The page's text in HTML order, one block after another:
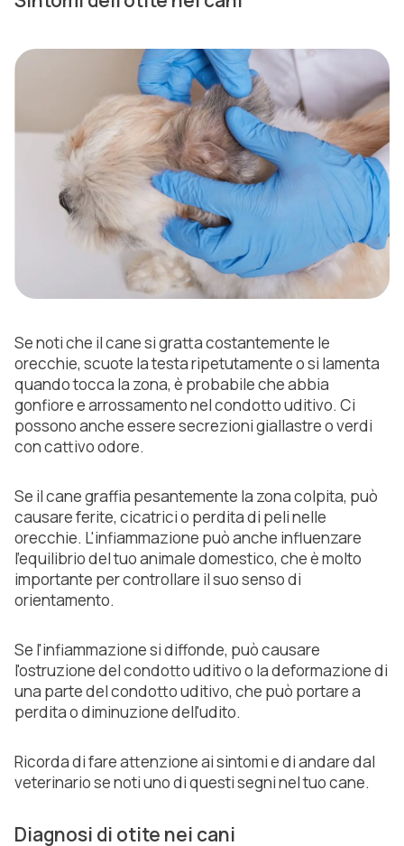
Se noti che il cane si gratta costantemente le
orecchie, scuote la testa ripetutamente o si lamenta
quando tocca la zona, è probabile che abbia
gonfiore e arrossamento nel condotto uditivo. Ci
possono anche essere secrezioni giallastre o verdi
con cattivo odore.
Se il cane graffia pesantemente la zona colpita, può
causare ferite, cicatrici o perdita di peli nelle
orecchie. L'infiammazione può anche influenzare
l'equilibrio del tuo animale domestico, che è molto
importante per controllare il suo senso di
orientamento.
Se l'infiammazione si diffonde, può causare
l'ostruzione del condotto uditivo o la deformazione di
una parte del condotto uditivo, che può portare a
perdita o diminuzione dell'udito.
Ricorda di fare attenzione ai sintomi e di andare dal
veterinario se noti uno di questi segni nel tuo cane.
Diagnosi di otite nei cani